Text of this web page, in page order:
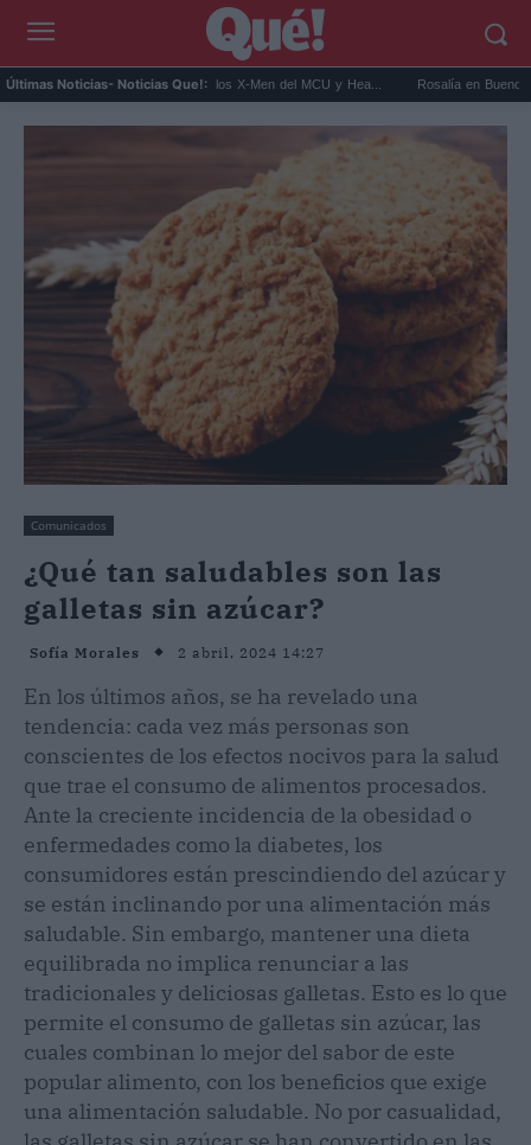
Últimas Noticias- Noticias Que!:
Connor será Cíclope en los X-Men del MCU y Hea... Rosalía en Buenos Aires:
Comunicados
¿Qué tan saludables son las
galletas sin azúcar?
Sofía Morales 2 abril, 2024 14:27
En los últimos años, se ha revelado una
tendencia: cada vez más personas son
conscientes de los efectos nocivos para la salud
que trae el consumo de alimentos procesados.
Ante la creciente incidencia de la obesidad o
enfermedades como la diabetes, los
consumidores están prescindiendo del azúcar y
se están inclinando por una alimentación más
saludable. Sin embargo, mantener una dieta
equilibrada no implica renunciar a las
tradicionales y deliciosas galletas. Esto es lo que
permite el consumo de galletas sin azúcar, las
cuales combinan lo mejor del sabor de este
popular alimento, con los beneficios que exige
una alimentación saludable. No por casualidad,